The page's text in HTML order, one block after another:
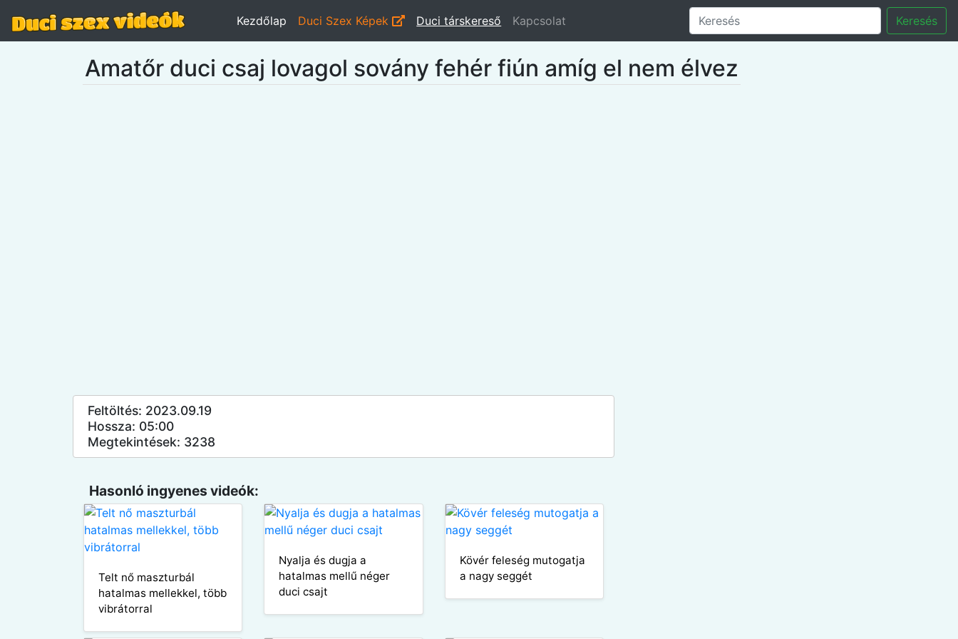
Kezdőlap Duci Szex Képek Duci társkereső Kapcsolat Keresés
Amatőr duci csaj lovagol sovány fehér fiún amíg el nem élvez
Feltöltés: 2023.09.19
Hossza: 05:00
Megtekintések: 3238
Hasonló ingyenes videók:
Telt nő maszturbál
hatalmas mellekkel, több
vibrátorral
Nyalja és dugja a
hatalmas mellű néger
duci csajt
Kövér feleség mutogatja
a nagy seggét